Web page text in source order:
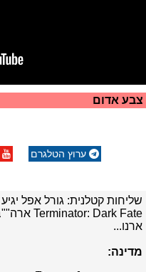
צבע אדום
ערוץ הטלגרם
ארנו...
מדינה: